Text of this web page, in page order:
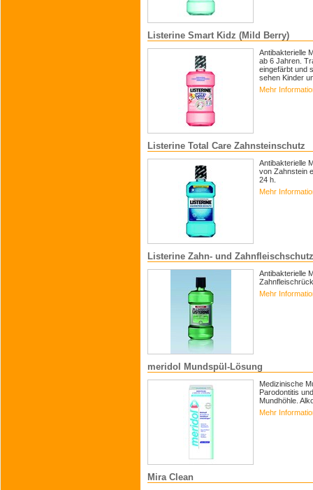
Listerine Smart Kidz (Mild Berry)
Antibakterielle
ab 6 Jahren.
eingefärbt und
sehen Kinder
Mehr
Listerine Total Care Zahnsteinschutz
Antibakterielle
von Zahnstein
24 h.
Mehr
Listerine Zahn- und
Antibakterielle
Mehr
meridol Mundspül-Lösung
Medizinische
Parodontitis
Mundhöhle.
Mehr
Mira Clean